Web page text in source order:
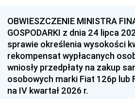
OBWIESZCZENIE MINISTRA
GOSPODARKI z dnia 24 lipca
sprawie określenia wysokości
rekompensat wypłacanych
wniosły przedpłaty na zakup
osobowych marki Fiat 126p lub
na IV kwartał 2026 r.